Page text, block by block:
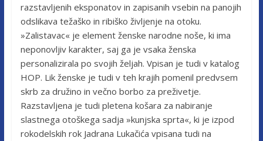
razstavljenih eksponatov in zapisanih vsebin na panojih
odslikava težaško in ribiško življenje na otoku.
»Zalistavac« je element ženske narodne noše, ki ima
neponovljiv karakter, saj ga je vsaka ženska
personalizirala po svojih željah. Vpisan je tudi v katalog
HOP. Lik ženske je tudi v teh krajih pomenil predvsem
skrb za družino in večno borbo za preživetje.
Razstavljena je tudi pletena košara za nabiranje
slastnega otoškega sadja »kunjska sprta«, ki je izpod
rokodelskih rok Jadrana Lukačića vpisana tudi na